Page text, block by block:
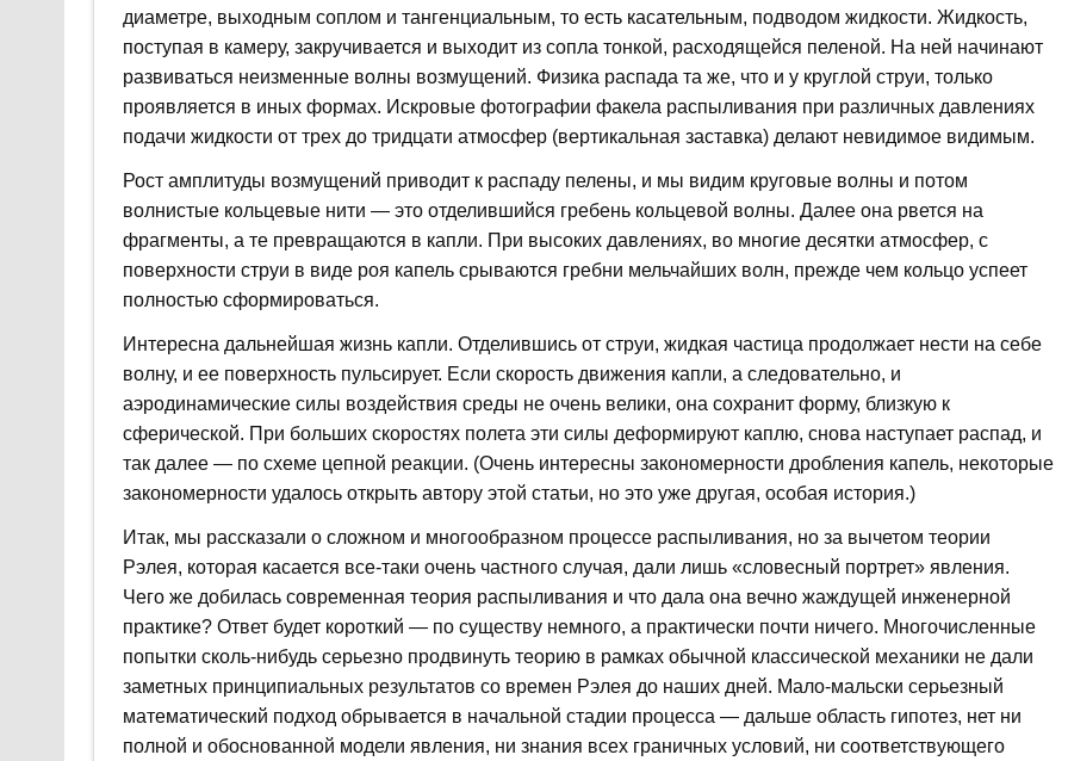
диаметре, выходным соплом и тангенциальным, то есть касательным, подводом жидкости. Жидкость,
поступая в камеру, закручивается и выходит из сопла тонкой, расходящейся пеленой. На ней начинают
развиваться неизменные волны возмущений. Физика распада та же, что и у круглой струи, только
проявляется в иных формах. Искровые фотографии факела распыливания при различных давлениях
подачи жидкости от трех до тридцати атмосфер (вертикальная заставка) делают невидимое видимым.
Рост амплитуды возмущений приводит к распаду пелены, и мы видим круговые волны и потом
волнистые кольцевые нити — это отделившийся гребень кольцевой волны. Далее она рвется на
фрагменты, а те превращаются в капли. При высоких давлениях, во многие десятки атмосфер, с
поверхности струи в виде роя капель срываются гребни мельчайших волн, прежде чем кольцо успеет
полностью сформироваться.
Интересна дальнейшая жизнь капли. Отделившись от струи, жидкая частица продолжает нести на себе
волну, и ее поверхность пульсирует. Если скорость движения капли, а следовательно, и
аэродинамические силы воздействия среды не очень велики, она сохранит форму, близкую к
сферической. При больших скоростях полета эти силы деформируют каплю, снова наступает распад, и
так далее — по схеме цепной реакции. (Очень интересны закономерности дробления капель, некоторые
закономерности удалось открыть автору этой статьи, но это уже другая, особая история.)
Итак, мы рассказали о сложном и многообразном процессе распыливания, но за вычетом теории
Рэлея, которая касается все-таки очень частного случая, дали лишь «словесный портрет» явления.
Чего же добилась современная теория распыливания и что дала она вечно жаждущей инженерной
практике? Ответ будет короткий — по существу немного, а практически почти ничего. Многочисленные
попытки сколь-нибудь серьезно продвинуть теорию в рамках обычной классической механики не дали
заметных принципиальных результатов со времен Рэлея до наших дней. Мало-мальски серьезный
математический подход обрывается в начальной стадии процесса — дальше область гипотез, нет ни
полной и обоснованной модели явления, ни знания всех граничных условий, ни соответствующего